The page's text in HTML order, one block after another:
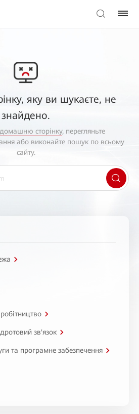
яку ви шукаєте, не
знайдено.
домашню сторінку, перегляньте
або виконайте пошук по всьому
сайту.
зв'язок
та програмне забезпечення